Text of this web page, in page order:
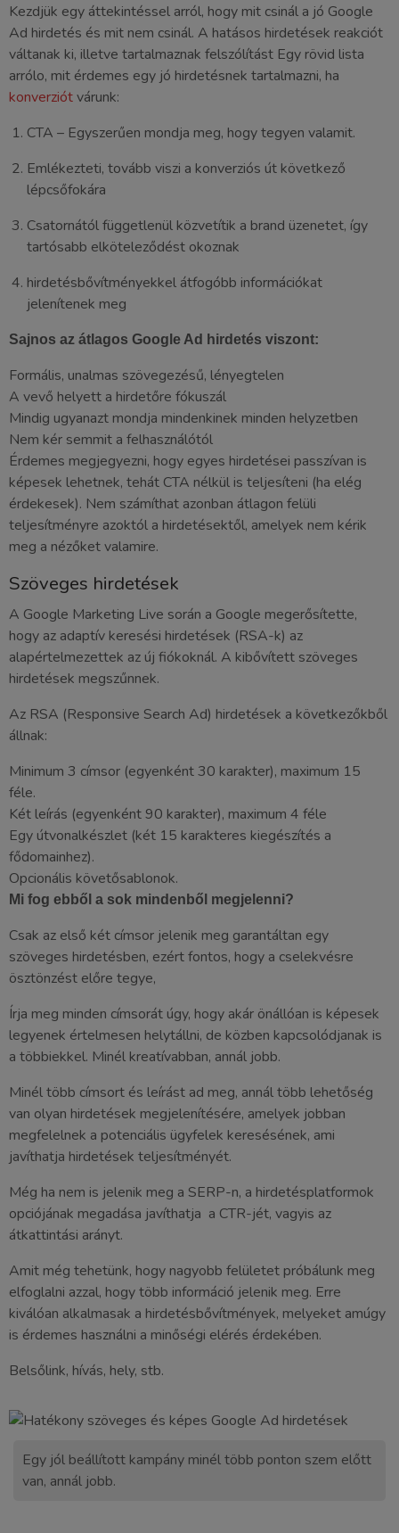
Kezdjük egy áttekintéssel arról, hogy mit csinál a jó Google
Ad hirdetés és mit nem csinál. A hatásos hirdetések reakciót
váltanak ki, illetve tartalmaznak felszólítást Egy rövid lista
arrólo, mit érdemes egy jó hirdetésnek tartalmazni, ha
konverziótvárunk:
CTA – Egyszerűen mondja meg, hogy tegyen valamit.
Emlékezteti, tovább viszi a konverziós út következő
lépcsőfokára
Csatornától függetlenül közvetítik a brand üzenetet, így
tartósabb elköteleződést okoznak
hirdetésbővítményekkel átfogóbb információkat
jelenítenek meg
Sajnos az átlagos Google Ad hirdetés viszont:
Formális, unalmas szövegezésű, lényegtelen
A vevő helyett a hirdetőre fókuszál
Mindig ugyanazt mondja mindenkinek minden helyzetben
Nem kér semmit a felhasználótól
Érdemes megjegyezni, hogy egyes hirdetései passzívan is
képesek lehetnek, tehát CTA nélkül is teljesíteni (ha elég
érdekesek). Nem számíthat azonban átlagon felüli
teljesítményre azoktól a hirdetésektől, amelyek nem kérik
meg a nézőket valamire.
Szöveges hirdetések
A Google Marketing Live során a Google megerősítette,
hogy az adaptív keresési hirdetések (RSA-k) az
alapértelmezettek az új fiókoknál. A kibővített szöveges
hirdetések megszűnnek.
Az RSA (Responsive Search Ad) hirdetések a következőkből
állnak:
Minimum 3 címsor (egyenként 30 karakter), maximum 15
féle.
Két leírás (egyenként 90 karakter), maximum 4 féle
Egy útvonalkészlet (két 15 karakteres kiegészítés a
fődomainhez).
Opcionális követősablonok.
Mi fog ebből a sok mindenből megjelenni?
Csak az első két címsor jelenik meg garantáltan egy
szöveges hirdetésben, ezért fontos, hogy a cselekvésre
ösztönzést előre tegye,
Írja meg minden címsorát úgy, hogy akár önállóan is képesek
legyenek értelmesen helytállni, de közben kapcsolódjanak is
a többiekkel. Minél kreatívabban, annál jobb.
Minél több címsort és leírást ad meg, annál több lehetőség
van olyan hirdetések megjelenítésére, amelyek jobban
megfelelnek a potenciális ügyfelek keresésének, ami
javíthatja hirdetések teljesítményét.
Még ha nem is jelenik meg a SERP-n, a hirdetésplatformok
opciójának megadása javíthatja a CTR-jét, vagyis az
átkattintási arányt.
Amit még tehetünk, hogy nagyobb felületet próbálunk meg
elfoglalni azzal, hogy több információ jelenik meg. Erre
kiválóan alkalmasak a hirdetésbővítmények, melyeket amúgy
is érdemes használni a minőségi elérés érdekében.
Belsőlink, hívás, hely, stb.
Egy jól beállított kampány minél több ponton szem előtt
van, annál jobb.